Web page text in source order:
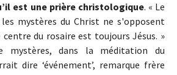
est une prière christologique. « Le
mystères du Christ ne s'opposent
du rosaire est toujours Jésus. »
mystères, dans la méditation du
dire ‘événement’, remarque frère